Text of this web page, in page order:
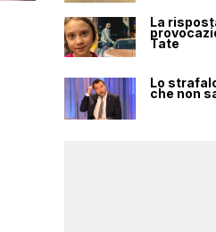
La
Tate
Lo
che non